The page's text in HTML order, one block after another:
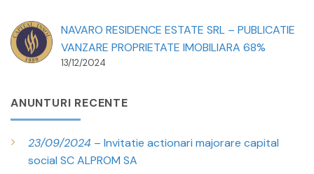
NAVARO RESIDENCE ESTATE SRL – PUBLICATIE
VANZARE PROPRIETATE IMOBILIARA 68%
13/12/2024
ANUNTURI RECENTE
23/09/2024 – Invitatie actionari majorare capital
social SC ALPROM SA